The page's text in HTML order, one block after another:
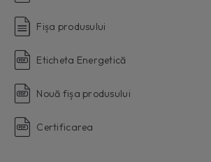
Fișa produsului
Eticheta Energetică
Nouă fișa produsului
Certificarea